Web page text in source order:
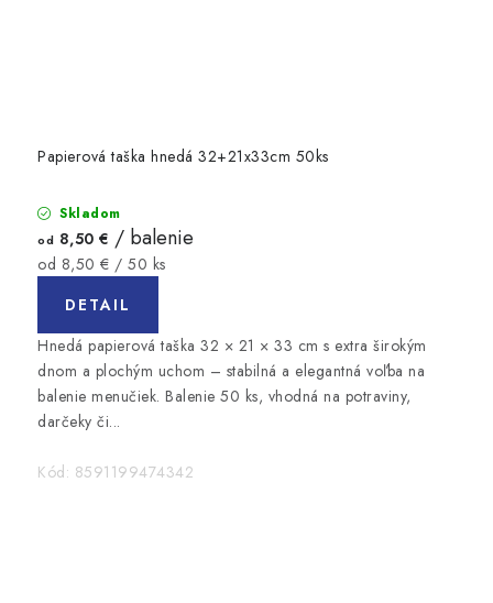
Papierová taška hnedá 32+21x33cm 50ks
Skladom
od 8,50 € / balenie
Jednotková
od 8,50 € / 50 ks
DETAIL
Hnedá papierová taška 32 × 21 × 33 cm s extra širokým
dnom a plochým uchom – stabilná a elegantná voľba na
balenie menučiek. Balenie 50 ks, vhodná na potraviny,
darčeky či...
Kód: 8591199474342